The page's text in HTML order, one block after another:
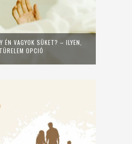
ÉN VAGYOK SÜKET? – ILYEN,
OPCIÓ